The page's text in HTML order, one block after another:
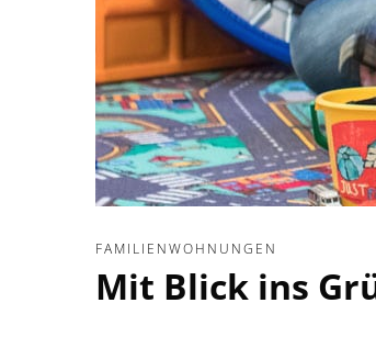
FAMILIENWOHNUNGEN
Mit Blick ins